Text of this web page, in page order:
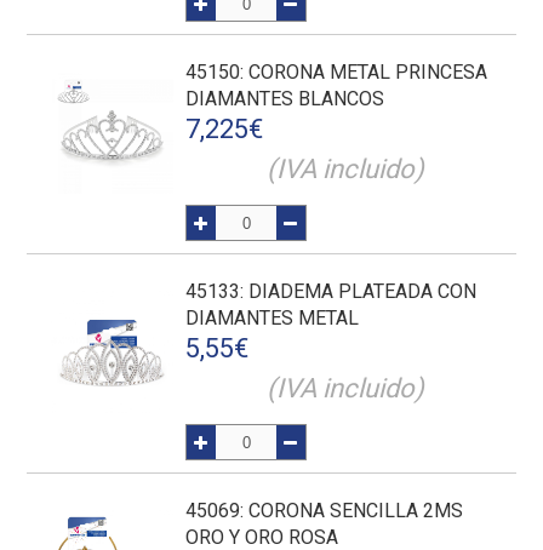
45150: CORONA METAL PRINCESA
DIAMANTES BLANCOS
7,225€
(IVA incluido)
45133: DIADEMA PLATEADA CON
DIAMANTES METAL
5,55€
(IVA incluido)
45069: CORONA SENCILLA 2MS
ORO Y ORO ROSA